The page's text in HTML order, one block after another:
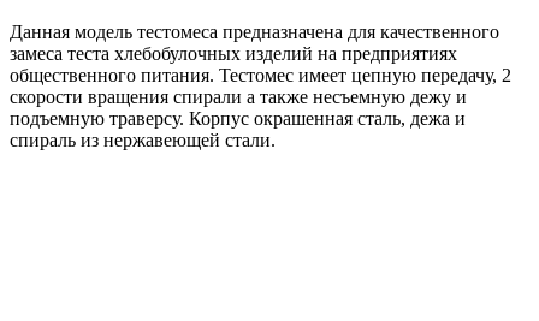
Данная модель тестомеса предназначена для качественного
замеса теста хлебобулочных изделий на предприятиях
общественного питания. Тестомес имеет цепную передачу, 2
скорости вращения спирали а также несъемную дежу и
подъемную траверсу. Корпус окрашенная сталь, дежа и
спираль из нержавеющей стали.